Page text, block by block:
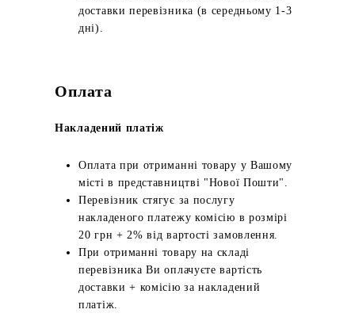
доставки перевізника (в середньому 1-3
дні).
Оплата
Накладений платіж
Оплата при отриманні товару у Вашому
місті в представництві "Нової Пошти".
Перевізник стягує за послугу
накладеного платежу комісію в розмірі
20 грн + 2% від вартості замовлення.
При отриманні товару на складі
перевізника Ви оплачуєте вартість
доставки + комісію за накладений
платіж.